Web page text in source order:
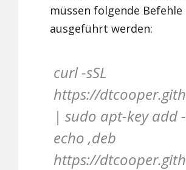
müssen folgende Befehle
ausgeführt werden:
curl -sSL
https://
| sudo apt-key add
echo ‚deb
https://